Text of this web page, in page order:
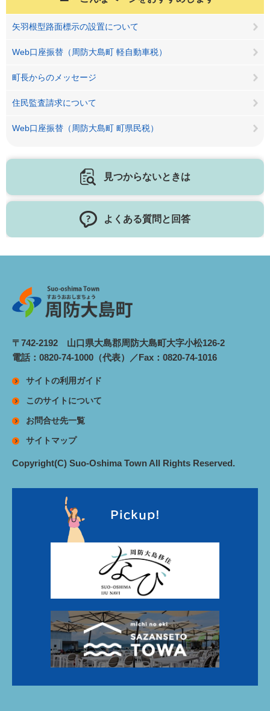
矢羽根型路面標示の設置について
Web口座振替（周防大島町 軽自動車税）
町長からのメッセージ
住民監査請求について
Web口座振替（周防大島町 町県民税）
見つからないときは
よくある質問と回答
〒742-2192 山口県大島郡周防大島町大字小松126-2
電話：0820-74-1000（代表）／Fax：0820-74-1016
サイトの利用ガイド
このサイトについて
お問合せ先一覧
サイトマップ
Copyright(C) Suo-Oshima Town All Rights Reserved.